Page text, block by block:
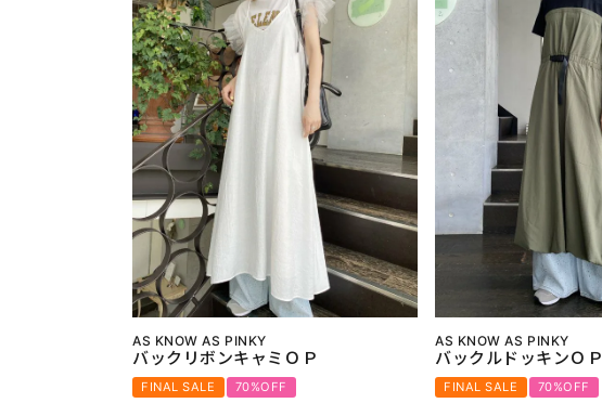
AS KNOW AS PINKY
バックリボンキャミＯＰ
FINAL SALE
70%OFF
AS KNOW AS PINKY
バックルドッキンＯＰ
FINAL SALE
70%OFF